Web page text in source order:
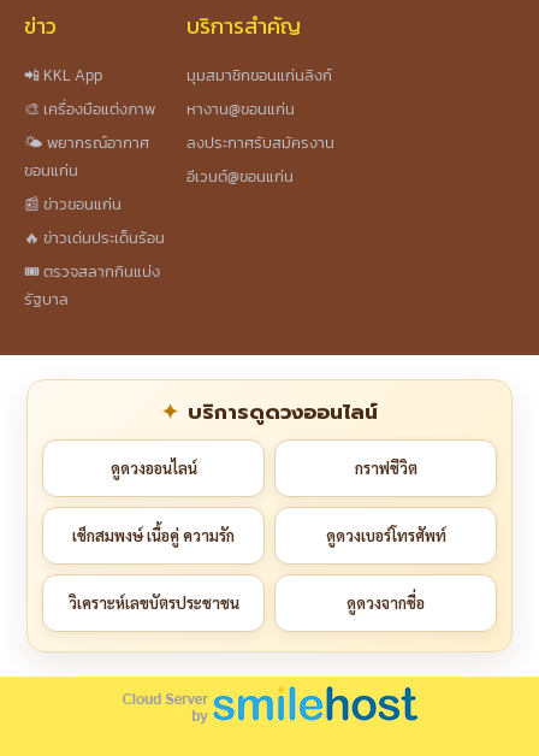
ข่าว
📲 KKL App
🎨 เครื่องมือแต่งภาพ
🌤️ พยากรณ์อากาศ
ขอนแก่น
📰 ข่าวขอนแก่น
🔥 ข่าวเด่นประเด็นร้อน
🎟️ ตรวจสลากกินแบ่ง
รัฐบาล
บริการสำคัญ
มุมสมาชิกขอนแก่นลิงก์
หางาน@ขอนแก่น
ลงประกาศรับสมัครงาน
อีเวนต์@ขอนแก่น
บริการดูดวงออนไลน์
ดูดวงออนไลน์ กราฟชีวิต
เช็กสมพงษ์ เนื้อคู่ ความรัก ดูดวงเบอร์โทรศัพท์
วิเคราะห์เลขบัตรประชาชน ดูดวงจากชื่อ